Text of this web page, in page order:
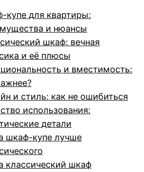
купе для квартиры:
и нюансы
шкаф: вечная
и её плюсы
и вместимость:
и стиль: как не ошибиться
использования:
детали
шкаф-купе лучше
классический шкаф